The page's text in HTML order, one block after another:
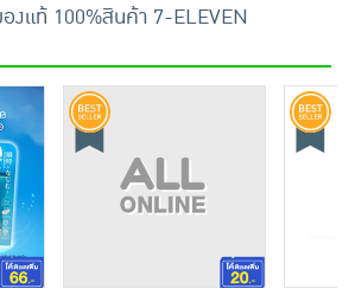
งแท้ 100%สินค้า 7-ELEVEN